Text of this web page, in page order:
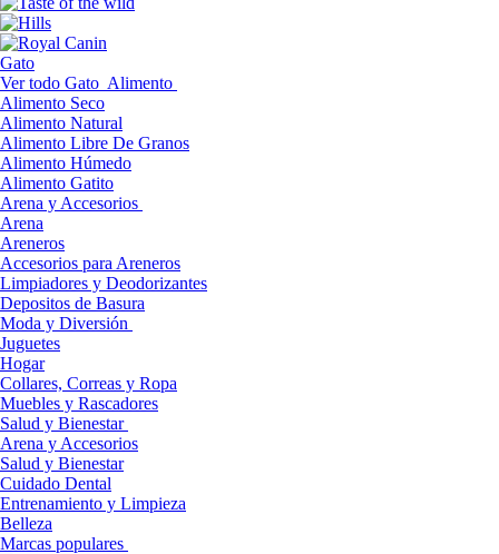
Gato
Ver todo Gato Alimento
Alimento Seco
Alimento Natural
Alimento Libre De Granos
Alimento Húmedo
Alimento Gatito
Arena y Accesorios
Arena
Areneros
Accesorios para Areneros
Limpiadores y Deodorizantes
Depositos de Basura
Moda y Diversión
Juguetes
Hogar
Collares, Correas y Ropa
Muebles y Rascadores
Salud y Bienestar
Arena y Accesorios
Salud y Bienestar
Cuidado Dental
Entrenamiento y Limpieza
Belleza
Marcas populares